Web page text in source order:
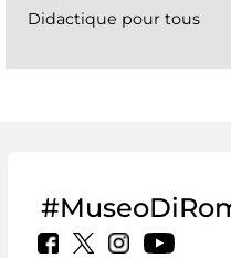
Didactique pour tous